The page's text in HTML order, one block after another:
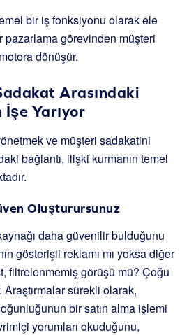
bir iş fonksiyonu olarak ele
pazarlama görevinden müşteri
dönüşür.
Arasındaki
İşe Yarıyor
ve müşteri sadakatini
bağlantı, ilişki kurmanın temel
Oluşturursunuz
daha güvenilir bulduğunu
gösterişli reklamı mı yoksa diğer
filtrelenmemiş görüşü mü? Çoğu
sürekli olarak,
bir satın alma işlemi
yorumları okuduğunu,